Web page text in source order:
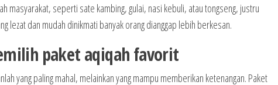
masyarakat, seperti sate kambing, gulai, nasi kebuli, atau tongseng, justru
lezat dan mudah dinikmati banyak orang dianggap lebih berkesan.
paket aqiqah favorit
yang paling mahal, melainkan yang mampu memberikan ketenangan. Paket